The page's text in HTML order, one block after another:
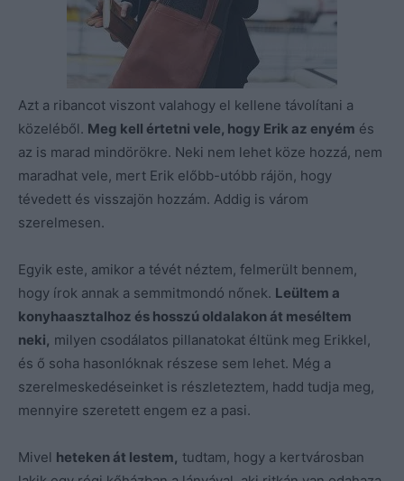
Azt a ribancot viszont valahogy el kellene távolítani a
közeléből. Meg kell értetni vele, hogy Erik az enyém és
az is marad mindörökre. Neki nem lehet köze hozzá, nem
maradhat vele, mert Erik előbb-utóbb rájön, hogy
tévedett és visszajön hozzám. Addig is várom
szerelmesen.
Egyik este, amikor a tévét néztem, felmerült bennem,
hogy írok annak a semmitmondó nőnek. Leültem a
konyhaasztalhoz és hosszú oldalakon át meséltem
neki, milyen csodálatos pillanatokat éltünk meg Erikkel,
és ő soha hasonlóknak részese sem lehet. Még a
szerelmeskedéseinket is részleteztem, hadd tudja meg,
mennyire szeretett engem ez a pasi.
Mivel heteken át lestem, tudtam, hogy a kertvárosban